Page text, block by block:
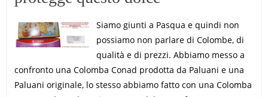
Siamo giunti a Pasqua e quindi non
possiamo non parlare di Colombe, di
qualità e di prezzi. Abbiamo messo a
confronto una Colomba Conad prodotta da Paluani e una
Paluani originale, lo stesso abbiamo fatto con una Colomba